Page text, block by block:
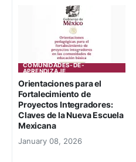
COMUNIDADES-DE-
APRENDIZAJE
Orientaciones para el
Fortalecimiento de
Proyectos Integradores:
Claves de la Nueva Escuela
Mexicana
January 08, 2026